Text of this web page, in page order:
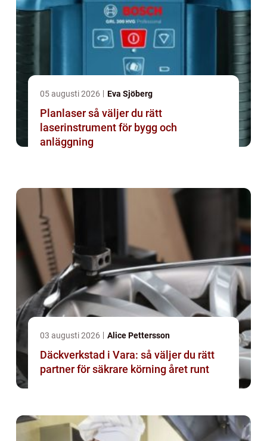
05 augusti 2026 Eva Sjöberg
Planlaser så väljer du rätt
laserinstrument för bygg och
anläggning
03 augusti 2026 Alice Pettersson
Däckverkstad i Vara: så väljer du rätt
partner för säkrare körning året runt